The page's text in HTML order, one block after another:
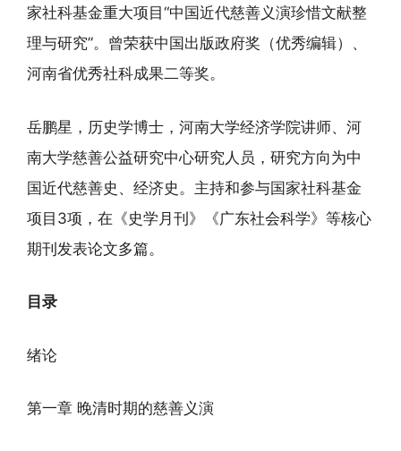
家社科基金重大项目“中国近代慈善义演珍惜文献整
理与研究”。曾荣获中国出版政府奖（优秀编辑）、
河南省优秀社科成果二等奖。
岳鹏星，历史学博士，河南大学经济学院讲师、河
南大学慈善公益研究中心研究人员，研究方向为中
国近代慈善史、经济史。主持和参与国家社科基金
项目3项，在《史学月刊》《广东社会科学》等核心
期刊发表论文多篇。
目录
绪论
第一章 晚清时期的慈善义演